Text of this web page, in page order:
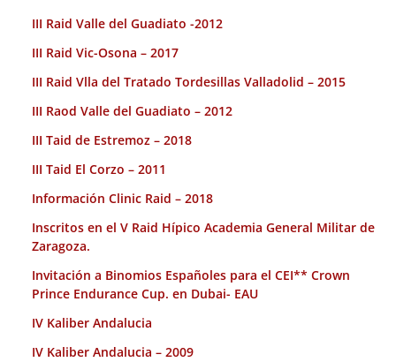
III Raid Valle del Guadiato -2012
III Raid Vic-Osona – 2017
III Raid Vlla del Tratado Tordesillas Valladolid – 2015
III Raod Valle del Guadiato – 2012
III Taid de Estremoz – 2018
III Taid El Corzo – 2011
Información Clinic Raid – 2018
Inscritos en el V Raid Hípico Academia General Militar de
Zaragoza.
Invitación a Binomios Españoles para el CEI** Crown
Prince Endurance Cup. en Dubai- EAU
IV Kaliber Andalucia
IV Kaliber Andalucia – 2009